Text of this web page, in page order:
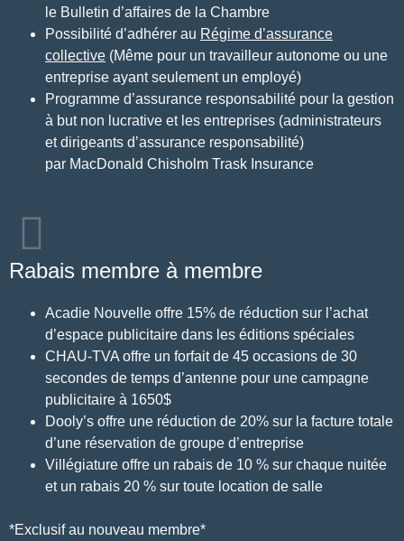
le Bulletin d’affaires de la Chambre
Possibilité d’adhérer au Régime d’assurance
collective (Même pour un travailleur autonome ou une
entreprise ayant seulement un employé)
Programme d’assurance responsabilité pour la gestion
à but non lucrative et les entreprises (administrateurs
et dirigeants d’assurance responsabilité)
par MacDonald Chisholm Trask Insurance
Rabais membre à membre
Acadie Nouvelle offre 15% de réduction sur l’achat
d’espace publicitaire dans les éditions spéciales
CHAU-TVA offre un forfait de 45 occasions de 30
secondes de temps d’antenne pour une campagne
publicitaire à 1650$
Dooly’s offre une réduction de 20% sur la facture totale
d’une réservation de groupe d’entreprise
Villégiature offre un rabais de 10 % sur chaque nuitée
et un rabais 20 % sur toute location de salle
*Exclusif au nouveau membre*